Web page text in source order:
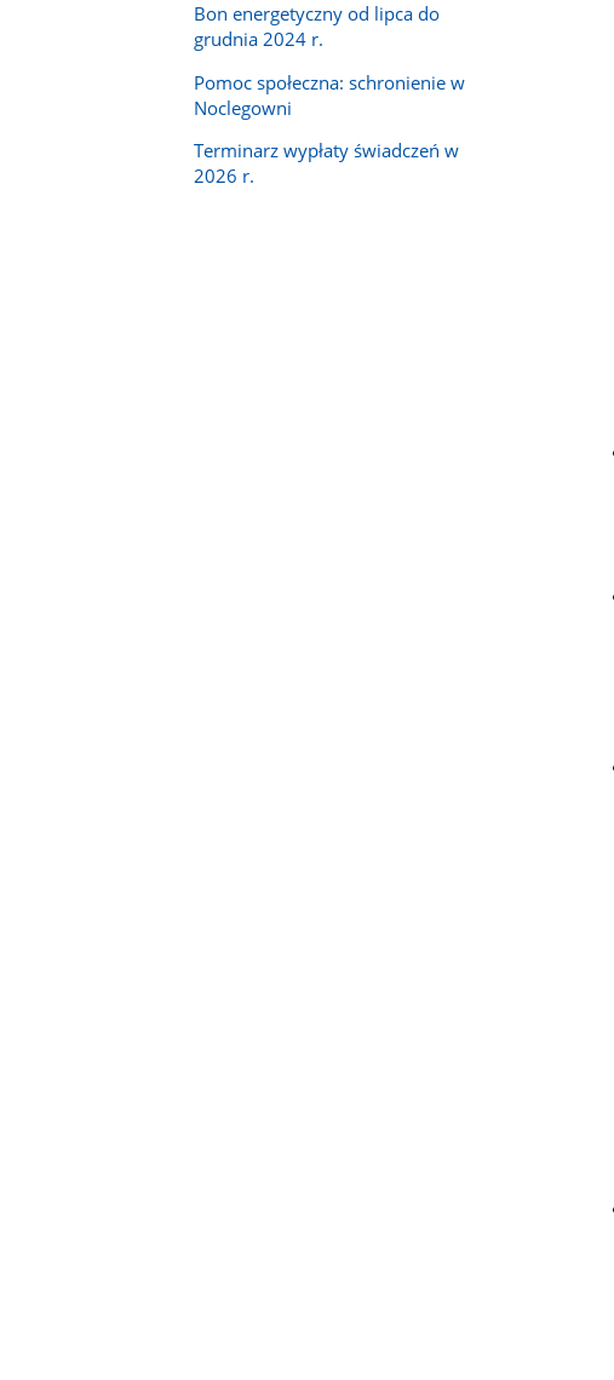
Bon energetyczny od lipca do
grudnia 2024 r.
Pomoc społeczna: schronienie w
Noclegowni
Terminarz wypłaty świadczeń w
2026 r.